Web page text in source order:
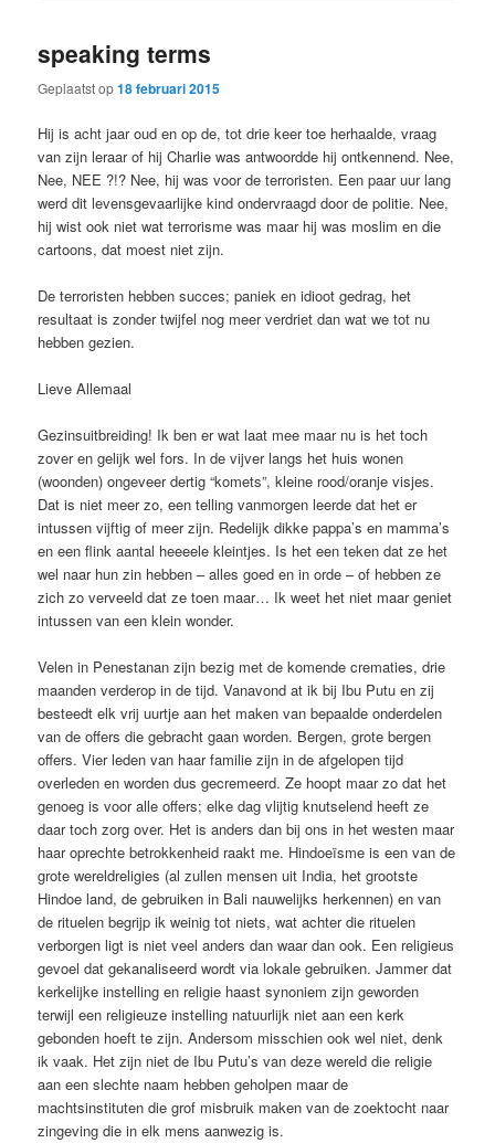
speaking terms
Geplaatst op18 februari 2015
Hij is acht jaar oud en op de, tot drie keer toe herhaalde, vraag
van zijn leraar of hij Charlie was antwoordde hij ontkennend. Nee,
Nee, NEE ?!? Nee, hij was voor de terroristen. Een paar uur lang
werd dit levensgevaarlijke kind ondervraagd door de politie. Nee,
hij wist ook niet wat terrorisme was maar hij was moslim en die
cartoons, dat moest niet zijn.
De terroristen hebben succes; paniek en idioot gedrag, het
resultaat is zonder twijfel nog meer verdriet dan wat we tot nu
hebben gezien.
Lieve Allemaal
Gezinsuitbreiding! Ik ben er wat laat mee maar nu is het toch
zover en gelijk wel fors. In de vijver langs het huis wonen
(woonden) ongeveer dertig “komets”, kleine rood/oranje visjes.
Dat is niet meer zo, een telling vanmorgen leerde dat het er
intussen vijftig of meer zijn. Redelijk dikke pappa’s en mamma’s
en een flink aantal heeeele kleintjes. Is het een teken dat ze het
wel naar hun zin hebben – alles goed en in orde – of hebben ze
zich zo verveeld dat ze toen maar… Ik weet het niet maar geniet
intussen van een klein wonder.
Velen in Penestanan zijn bezig met de komende crematies, drie
maanden verderop in de tijd. Vanavond at ik bij Ibu Putu en zij
besteedt elk vrij uurtje aan het maken van bepaalde onderdelen
van de offers die gebracht gaan worden. Bergen, grote bergen
offers. Vier leden van haar familie zijn in de afgelopen tijd
overleden en worden dus gecremeerd. Ze hoopt maar zo dat het
genoeg is voor alle offers; elke dag vlijtig knutselend heeft ze
daar toch zorg over. Het is anders dan bij ons in het westen maar
haar oprechte betrokkenheid raakt me. Hindoeïsme is een van de
grote wereldreligies (al zullen mensen uit India, het grootste
Hindoe land, de gebruiken in Bali nauwelijks herkennen) en van
de rituelen begrijp ik weinig tot niets, wat achter die rituelen
verborgen ligt is niet veel anders dan waar dan ook. Een religieus
gevoel dat gekanaliseerd wordt via lokale gebruiken. Jammer dat
kerkelijke instelling en religie haast synoniem zijn geworden
terwijl een religieuze instelling natuurlijk niet aan een kerk
gebonden hoeft te zijn. Andersom misschien ook wel niet, denk
ik vaak. Het zijn niet de Ibu Putu’s van deze wereld die religie
aan een slechte naam hebben geholpen maar de
machtsinstituten die grof misbruik maken van de zoektocht naar
zingeving die in elk mens aanwezig is.